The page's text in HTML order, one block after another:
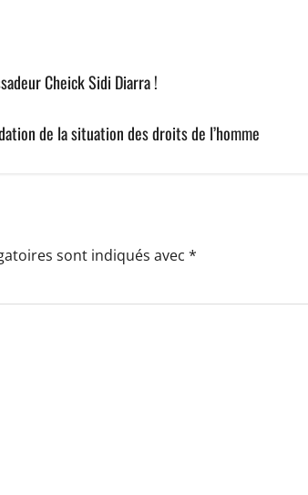
Cheick Sidi Diarra !
de la situation des droits de l’homme
sont indiqués avec *